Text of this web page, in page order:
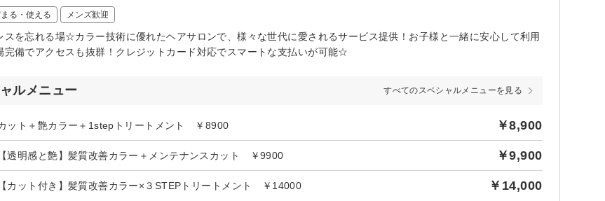
る・使える メンズ歓迎
スを忘れる場☆カラー技術に優れたヘアサロンで、様々な世代に愛されるサービス提供！お子様と一緒に安心して利用
備でアクセスも抜群！クレジットカード対応でスマートな支払いが可能☆
ルメニュー すべてのスペシャルメニューを見る
ット＋艶カラー＋1stepトリートメント ￥8900 ￥8,900
【透明感と艶】髪質改善カラー＋メンテナンスカット ￥9900 ￥9,900
【カット付き】髪質改善カラー×３STEPトリートメント ￥14000 ￥14,000